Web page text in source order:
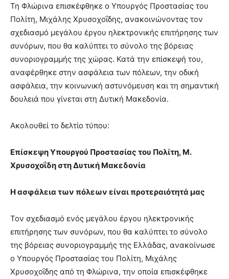
Τη Φλώρινα επισκέφθηκε ο Υπουργός Προστασίας του
Πολίτη, Μιχάλης Χρυσοχοΐδης, ανακοινώνοντας τον
σχεδιασμό μεγάλου έργου ηλεκτρονικής επιτήρησης των
συνόρων, που θα καλύπτει το σύνολο της βόρειας
συνοριογραμμής της χώρας. Κατά την επίσκεψή του,
αναφέρθηκε στην ασφάλεια των πόλεων, την οδική
ασφάλεια, την κοινωνική αστυνόμευση και τη σημαντική
δουλειά που γίνεται στη Δυτική Μακεδονία.
Ακολουθεί το δελτίο τύπου:
Επίσκεψη Υπουργού Προστασίας του Πολίτη, Μ.
Χρυσοχοΐδη στη Δυτική Μακεδονία
Η ασφάλεια των πόλεων είναι προτεραιότητά μας
Τον σχεδιασμό ενός μεγάλου έργου ηλεκτρονικής
επιτήρησης των συνόρων, που θα καλύπτει το σύνολο
της βόρειας συνοριογραμμής της Ελλάδας, ανακοίνωσε
ο Υπουργός Προστασίας του Πολίτη, Μιχάλης
Χρυσοχοΐδης από τη Φλώρινα, την οποία επισκέφθηκε